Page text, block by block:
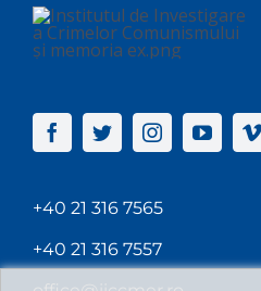
+40 21 316 7565
+40 21 316 7557